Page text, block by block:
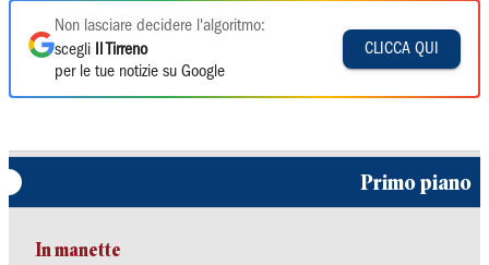
Non lasciare decidere l'algoritmo:
scegli
Il Tirreno
per le tue notizie su Google
CLICCA QUI
Primo piano
In manette